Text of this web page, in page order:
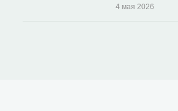
4 мая 2026